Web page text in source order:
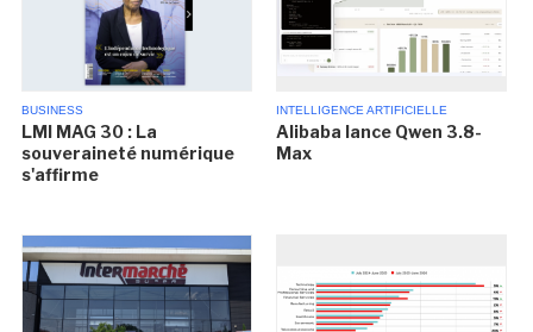
BUSINESS
LMI MAG 30 : La
souveraineté numérique
s'affirme
INTELLIGENCE ARTIFICIELLE
Alibaba lance Qwen 3.8-
Max